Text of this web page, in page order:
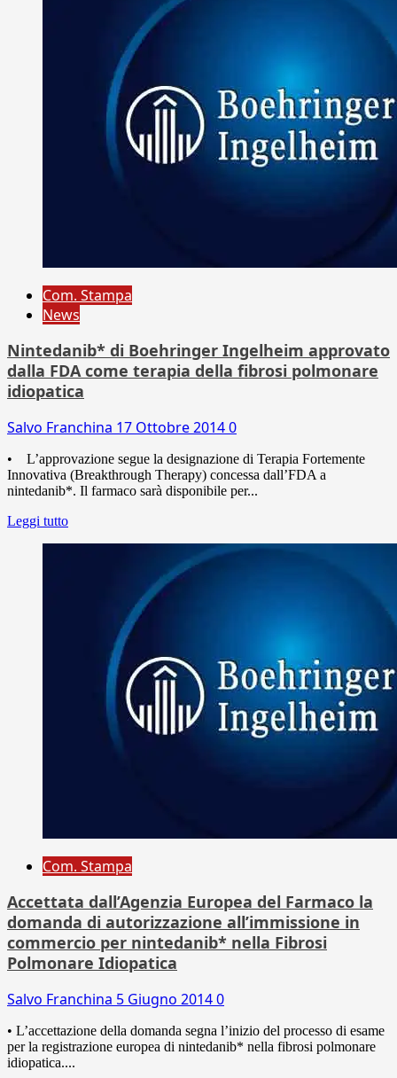
Com. Stampa
News
Nintedanib* di Boehringer Ingelheim approvato
dalla FDA come terapia della fibrosi polmonare
idiopatica
Salvo Franchina 17 Ottobre 20140
• L’approvazione segue la designazione di Terapia Fortemente
Innovativa (Breakthrough Therapy) concessa dall’FDA a
nintedanib*. Il farmaco sarà disponibile per...
Leggi tutto
Com. Stampa
Accettata dall’Agenzia Europea del Farmaco la
domanda di autorizzazione all’immissione in
commercio per nintedanib* nella Fibrosi
Polmonare Idiopatica
Salvo Franchina 5 Giugno 20140
• L’accettazione della domanda segna l’inizio del processo di esame
per la registrazione europea di nintedanib* nella fibrosi polmonare
idiopatica....